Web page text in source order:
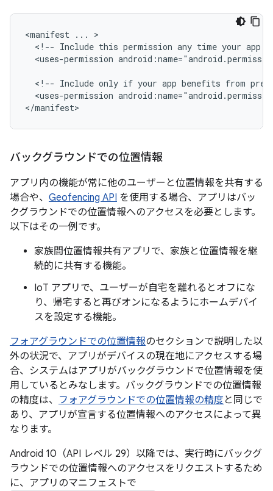
<manifest ...
<!-- Include this permission any time your app
<uses-permission
<!-- Include only if your app benefits from
<uses-permission
</manifest>
バックグラウンドでの位置情報
アプリ内の機能が常に他のユーザーと位置情報を共有する
場合や、 Geofencing API を使用する場合、アプリはバッ
クグラウンドでの位置情報へのアクセスを必要とします。
以下はその一例です。
家族間位置情報共有アプリで、家族と位置情報を継
続的に共有する機能。
IoT アプリで、ユーザーが自宅を離れるとオフにな
り、帰宅すると再びオンになるようにホームデバイ
スを設定する機能。
フォアグラウンドでの位置情報のセクションで説明した以
外の状況で、アプリがデバイスの現在地にアクセスする場
合、システムはアプリがバックグラウンドで位置情報を使
用しているとみなします。バックグラウンドでの位置情報
の精度は、 フォアグラウンドでの位置情報の精度 と同じで
あり、アプリが宣言する位置情報へのアクセスによって異
なります。
Android 10（API レベル 29）以降では、実行時にバックグ
ラウンドでの位置情報へのアクセスをリクエストするため
に、アプリのマニフェストで